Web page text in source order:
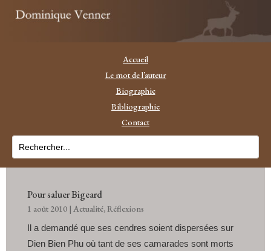
Accueil
Le mot de l’auteur
Biographie
Bibliographie
Contact
Pour saluer Bigeard
1 août 2010 | Actualité,Réflexions
Il a demandé que ses cendres soient dispersées sur
Dien Bien Phu où tant de ses camarades sont morts